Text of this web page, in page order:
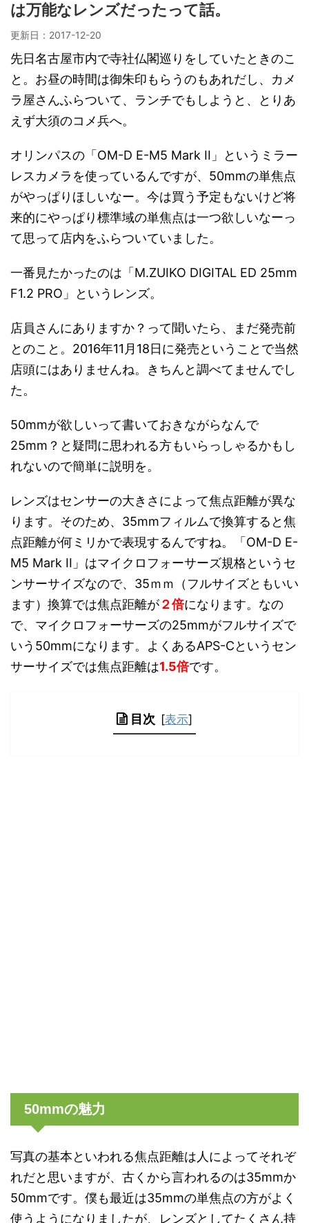
は万能なレンズだったって話。
更新日： 2017-12-20
先日名古屋市内で寺社仏閣巡りをしていたときのこ
と。お昼の時間は御朱印もらうのもあれだし、カメ
ラ屋さんふらついて、ランチでもしようと、とりあ
えず大須のコメ兵へ。
オリンパスの「OM-D E-M5 Mark II」というミラー
レスカメラを使っているんですが、50mmの単焦点
がやっぱりほしいなー。今は買う予定もないけど将
来的にやっぱり標準域の単焦点は一つ欲しいなーっ
て思って店内をふらついていました。
一番見たかったのは「M.ZUIKO DIGITAL ED 25mm
F1.2 PRO」というレンズ。
店員さんにありますか？って聞いたら、まだ発売前
とのこと。2016年11月18日に発売ということで当然
店頭にはありませんね。きちんと調べてませんでし
た。
50mmが欲しいって書いておきながらなんで
25mm？と疑問に思われる方もいらっしゃるかもし
れないので簡単に説明を。
レンズはセンサーの大きさによって焦点距離が異な
ります。そのため、35mmフィルムで換算すると焦
点距離が何ミリかで表現するんですね。「OM-D E-
M5 Mark II」はマイクロフォーサーズ規格というセ
ンサーサイズなので、35ｍｍ（フルサイズともいい
ます）換算では焦点距離が２倍になります。なの
で、マイクロフォーサーズの25mmがフルサイズで
いう50mmになります。よくあるAPS-Cというセン
サーサイズでは焦点距離は1.5倍です。
目次 [表示]
50mmの魅力
写真の基本といわれる焦点距離は人によってそれぞ
れだと思いますが、古くから言われるのは35mmか
50mmです。僕も最近は35mmの単焦点の方がよく
使うようになりましたが、レンズとしてたくさん持